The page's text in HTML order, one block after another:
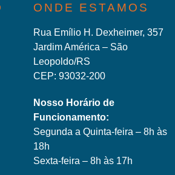
ONDE ESTAMOS
Rua Emílio H. Dexheimer, 357
Jardim América – São
Leopoldo/RS
CEP: 93032-200
Nosso Horário de
Funcionamento:
Segunda a Quinta-feira – 8h às
18h
Sexta-feira – 8h às 17h